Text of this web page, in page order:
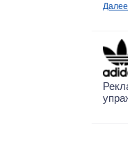
Далее